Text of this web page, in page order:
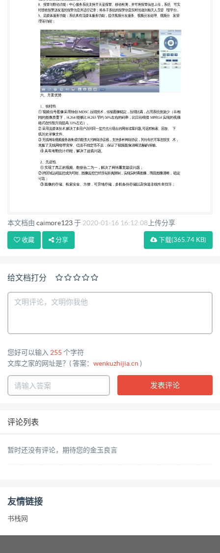
强大的网络协议栈，支持多种网络协议，其特有的可
靠连接技 术， 克服了无线网络带宽窄、信道不稳定
等不足，保证了视频图像清晰流畅的传输。 ④ 具有
考勤统计功能，解决了超载问题。 2、先进性 ① 实现
了真正的视频、数据合二为一，解决了网络重复建设
问题； ② 跨区域远程监控成为可能，图像监控已经
没有距离限制，实现实时看图像，而且图像清晰， 稳
定 可靠； ③ 图像的存储、检索安全、方便，可异地
存储，多机备份存储以及快速非线性查找等；
本文档由 caimore123于 2020-01-16 16:12:08 上传分享
下载(365.74 KB)
收藏 分享
给文档打分
您好可以输入 255 个字符
文库之家的网址是？( 答案： wenkuzhijia.cn )
评论列表
暂时还没有评论，期待您的金玉良言
友情链接
书栈网